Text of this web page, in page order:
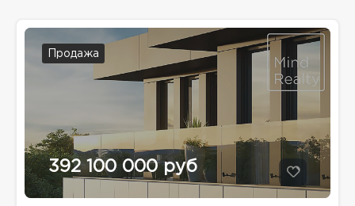
Продажа
392 100 000 руб